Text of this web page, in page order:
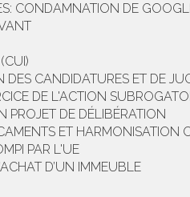
CONDAMNATION DE
DES CANDIDATURES ET DE
DE L'ACTION
PROJET DE DÉLIBÉRATION
ET HARMONISATION
PAR L'UE
D’UN IMMEUBLE